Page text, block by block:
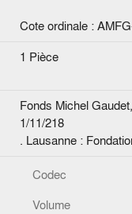
Cote ordinale :
1 Pièce
Fonds Michel
1/11/218
. Lausanne :
Codec
Volume